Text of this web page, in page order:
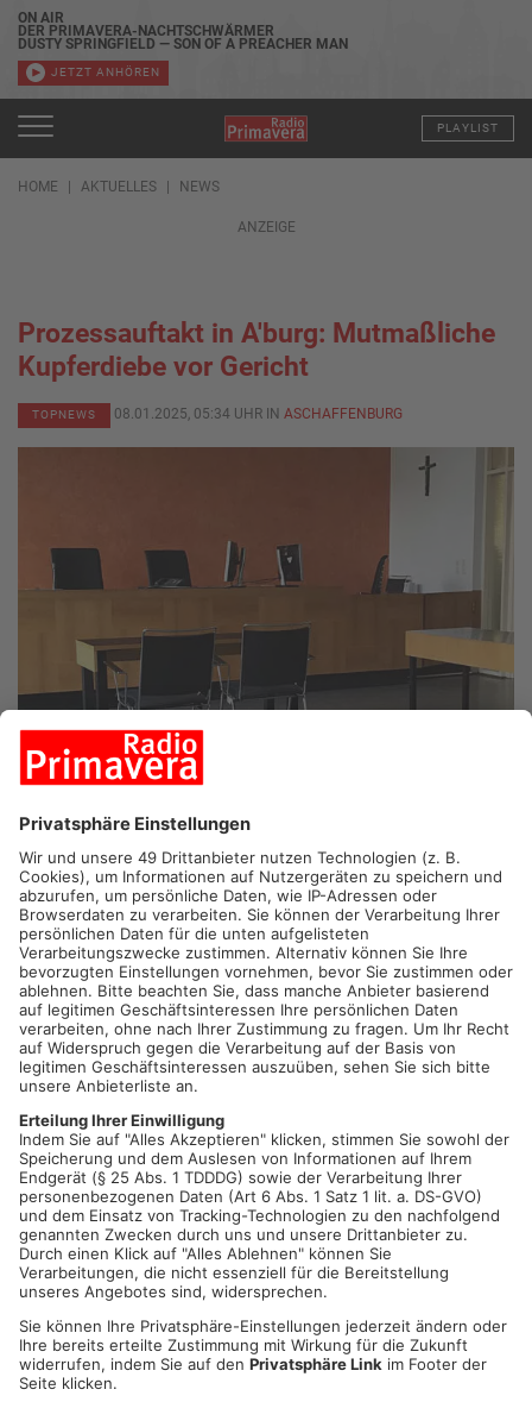
ON AIR
DER PRIMAVERA-NACHTSCHWÄRMER
DUSTY SPRINGFIELD — SON OF A PREACHER MAN
JETZT ANHÖREN
PLAYLIST
HOME AKTUELLES NEWS
ANZEIGE
Prozessauftakt in A'burg: Mutmaßliche
Kupferdiebe vor Gericht
TOPNEWS 08.01.2025, 05:34 UHR IN ASCHAFFENBURG
ASCHAFFENBURG.In Aschaffenburg beginnt heute der
Prozess gegen zwei mutmaßliche Mitglieder einer Bande, die
im Kreis Miltenberg und Umgebung Edelmetalle gestohlen
haben sollen. Die beiden Bulgaren aus Collenberg stehen unter
Verdacht, gemeinsam mit weiteren Komplizen, die noch nicht
gefasst wurden, systematisch Kupfer und andere Metalle
entwendet zu haben.
Einbruchsserie mit hohem Schaden
Die Einbrüche begannen laut Anklage im November 2023. In
einer Werkshalle in Großheubach stahlen die Täter neun
Tonnen Metallteile und beschädigten dabei das Gebäude
weitere Einbrüche, unter anderem in Erlenbach und
Stadtprozelten. Neben Metall wurden auch Geldkassetten und
Werkzeuge gestohlen. Der Wert der Beute wird auf über
600.000 Euro geschätzt.
Drei Verhandlungstage angesetzt
Die beiden Angeklagten müssen sich nun wegen schwerem
Bandenraub und Sachbeschädigung vor Gericht verantworten.
Die Hauptverhandlung ist zunächst auf drei Tage angesetzt.
Artikel teilen